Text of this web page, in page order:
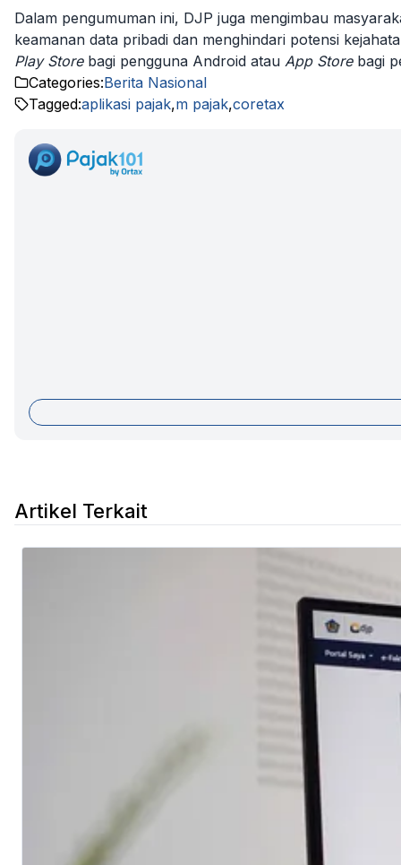
Dalam pengumuman ini, DJP juga mengimbau
keamanan data pribadi dan menghindari potensi
Play Storebagi pengguna Android atau App Storebagi
Categories:Berita Nasional
Tagged:aplikasi pajak,m pajak,coretax
Artikel Terkait